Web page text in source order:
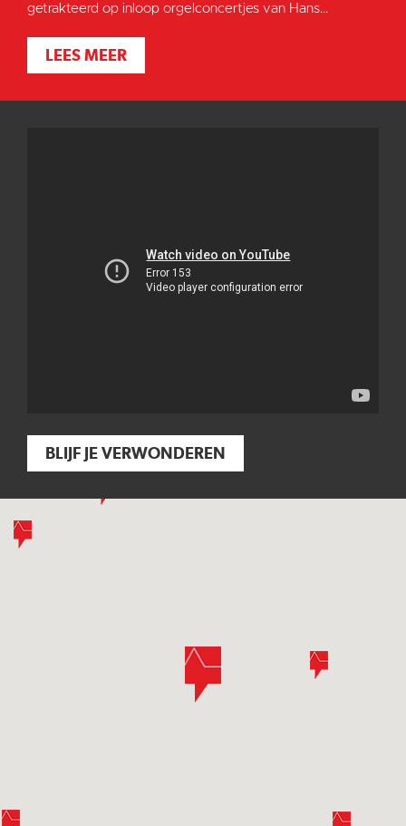
getrakteerd op inloop orgelconcertjes van Hans...
LEES MEER
BLIJF JE VERWONDEREN